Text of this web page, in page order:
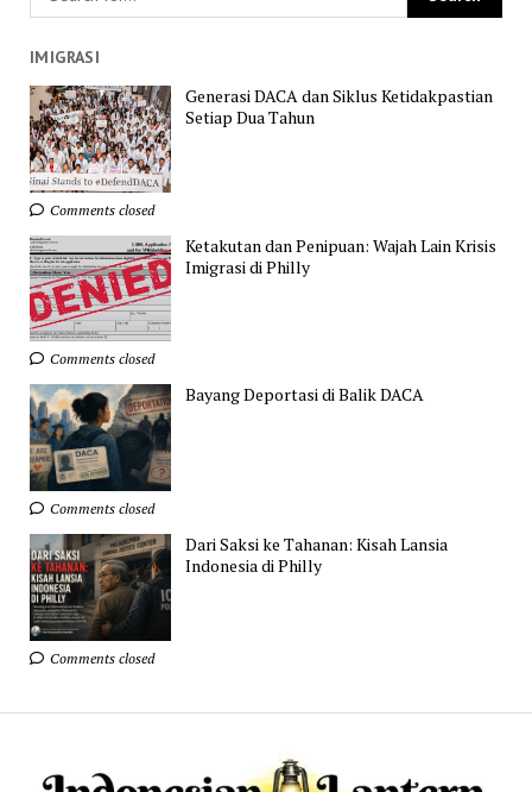
IMIGRASI
Generasi DACA dan Siklus Ketidakpastian
Setiap Dua Tahun
Comments closed
Ketakutan dan Penipuan: Wajah Lain Krisis
Imigrasi di Philly
Comments closed
Bayang Deportasi di Balik DACA
Comments closed
Dari Saksi ke Tahanan: Kisah Lansia
Indonesia di Philly
Comments closed